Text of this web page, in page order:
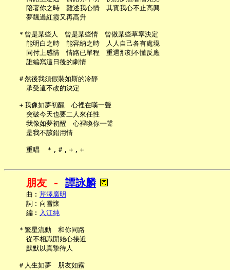
     陪著你之時　難述我心情　其實我心不止高興
     夢飄過紅霞又再高升
   ＊曾是某些人　曾是某些情　曾做某些草窣決定
     能明白之時　能容納之時　人人自己各有處境
     同付上感情　情路已單程　重遇那刻不懂反應
     誰編寫這日後的劇情
   ＃然後我須假裝如斯的冷靜
     承受這不改的決定
   ＋我像如夢初醒　心裡在嘆一聲
     突破今天也要二人來任性
     我像如夢初醒　心裡喚你一聲
     是我不該錯用情
朋友 - 譚詠麟
     曲︰
芹澤廣明
     詞︰向雪懷
     編︰
入江純
   ＊繁星流動　和你同路
     從不相識開始心接近
     默默以真摯待人
   ＃人生如夢　朋友如霧